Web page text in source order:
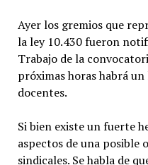
Ayer los gremios que
la ley 10.430 fueron
Trabajo de la
próximas horas habrá
docentes.
Si bien existe un fuerte
aspectos de una
sindicales. Se habla de